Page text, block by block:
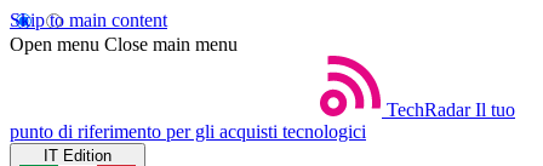
Skip to main content
Open menu Close main menu
TechRadar Il tuo
punto di riferimento per gli acquisti tecnologici
IT Edition